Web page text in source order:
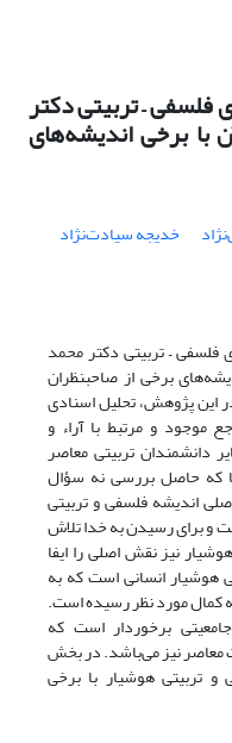
فلسفی – تربیتی دکتر
با برخی اندیشه‌های
خدیجه سیادت‌نژاد
فلسفی – تربیتی دکتر محمد
برخی از صاحبنظران
این پژوهش، تحلیل اسنادی
موجود و مرتبط با آراء و
دانشمندان تربیتی معاصر
که حاصل بررسی نه سؤال
اندیشه فلسفی و تربیتی
و برای رسیدن به خدا تلاش
نیز نقش اصلی را ایفا
هوشیار انسانی است که به
کمال مورد نظر رسیده است.
برخوردار است که
معاصر نیز می‌باشد. در بخش
و تربیتی هوشیار با برخی